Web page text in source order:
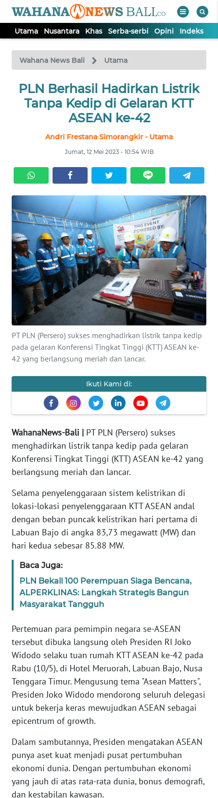
Utama Nusantara Khas Serba-serbi Opini Indeks
Wahana News Bali Utama
PLN Berhasil Hadirkan Listrik
Tanpa Kedip di Gelaran KTT
ASEAN ke-42
Andri Frestana Simorangkir - Utama
Jumat, 12 Mei 2023 - 10:54 WIB
PT PLN (Persero) sukses menghadirkan listrik tanpa kedip
pada gelaran Konferensi Tingkat Tinggi (KTT) ASEAN ke-
42 yang berlangsung meriah dan lancar.
Ikuti Kami di:
WahanaNews-Bali | PT PLN (Persero) sukses
menghadirkan listrik tanpa kedip pada gelaran
Konferensi Tingkat Tinggi (KTT) ASEAN ke-42 yang
berlangsung meriah dan lancar.
Selama penyelenggaraan sistem kelistrikan di
lokasi-lokasi penyelenggaraan KTT ASEAN andal
dengan beban puncak kelistrikan hari pertama di
Labuan Bajo di angka 83,73 megawatt (MW) dan
hari kedua sebesar 85.88 MW.
Baca Juga:
PLN Bekali 100 Perempuan Siaga Bencana,
ALPERKLINAS: Langkah Strategis Bangun
Masyarakat Tangguh
Pertemuan para pemimpin negara se-ASEAN
tersebut dibuka langsung oleh Presiden RI Joko
Widodo selaku tuan rumah KTT ASEAN ke-42 pada
Rabu (10/5), di Hotel Meruorah, Labuan Bajo, Nusa
Tenggara Timur. Mengusung tema "Asean Matters",
Presiden Joko Widodo mendorong seluruh delegasi
untuk bekerja keras mewujudkan ASEAN sebagai
epicentrum of growth.
Dalam sambutannya, Presiden mengatakan ASEAN
punya aset kuat menjadi pusat pertumbuhan
ekonomi dunia. Dengan pertumbuhan ekonomi
yang jauh di atas rata-rata dunia, bonus demografi,
dan kestabilan kawasan.
TV
Tutup
UTAMA
SERBA-
SERBI
OPINI
Informasi
INDEKS
BERITA
KONTAK
INFO
IKLAN
TENTANG
PEDOMAN
REDAKSI
KARIR
DISCLAIMER
Wahana
News
Regional
WN
SUMUT
WN
WN
JABAR
WN
BANTEN
WN
NTT
WN
KEPRI
WN
PAPUA